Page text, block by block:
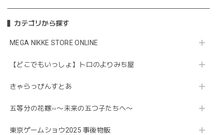
カテゴリから探す
MEGA NIKKE STORE ONLINE
【どこでもいっしょ】トロのよりみち屋
きゃらっぴんすとあ
五等分の花嫁∽〜未来の五つ子たちへ〜
東京ゲームショウ2025 事後物販